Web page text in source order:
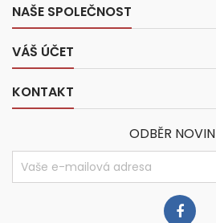
NAŠE SPOLEČNOST
VÁŠ ÚČET
KONTAKT
ODBĚR